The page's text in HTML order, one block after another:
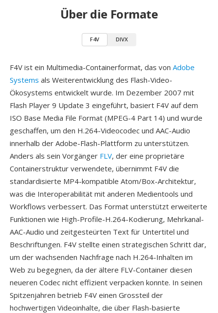
Über die Formate
F4V DIVX
F4V ist ein Multimedia-Containerformat, das von Adobe
Systems als Weiterentwicklung des Flash-Video-
Ökosystems entwickelt wurde. Im Dezember 2007 mit
Flash Player 9 Update 3 eingeführt, basiert F4V auf dem
ISO Base Media File Format (MPEG-4 Part 14) und wurde
geschaffen, um den H.264-Videocodec und AAC-Audio
innerhalb der Adobe-Flash-Plattform zu unterstützen.
Anders als sein Vorgänger FLV, der eine proprietäre
Containerstruktur verwendete, übernimmt F4V die
standardisierte MP4-kompatible Atom/Box-Architektur,
was die Interoperabilität mit anderen Medientools und
Workflows verbessert. Das Format unterstützt erweiterte
Funktionen wie High-Profile-H.264-Kodierung, Mehrkanal-
AAC-Audio und zeitgesteürten Text für Untertitel und
Beschriftungen. F4V stellte einen strategischen Schritt dar,
um der wachsenden Nachfrage nach H.264-Inhalten im
Web zu begegnen, da der ältere FLV-Container diesen
neueren Codec nicht effizient verpacken konnte. In seinen
Spitzenjahren betrieb F4V einen Grossteil der
hochwertigen Videoinhalte, die über Flash-basierte